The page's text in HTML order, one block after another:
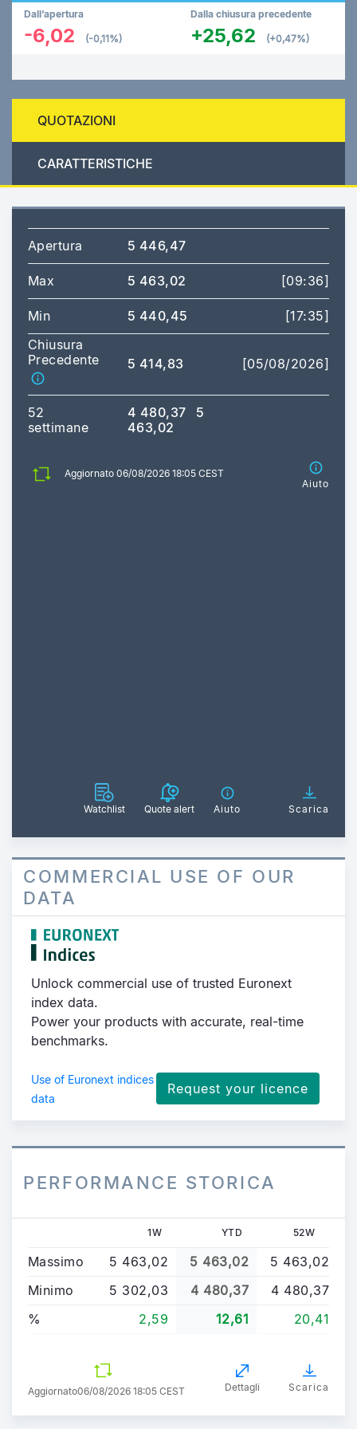
Dall’apertura
-6,02 (-0,11%)
Dalla chiusura precedente
+25,62 (+0,47%)
QUOTAZIONI
CARATTERISTICHE
Apertura 5 446,47
Max 5 463,02 [09:36]
Min 5 440,45
[17:35]
Chiusura
Precedente
5 414,83 [05/08/2026]
52
settimane
4 480,37
5
463,02
Aggiornato 06/08/2026 18:05 CEST
Aiuto
Watchlist Quote alert Aiuto Scarica
COMMERCIAL USE OF OUR
DATA
Unlock commercial use of trusted Euronext
index data.
Power your products with accurate, real-time
benchmarks.
Use of Euronext indices
data
Request your licence
PERFORMANCE STORICA
1W YTD 52W
Massimo 5 463,02 5 463,02
5 463,02
Minimo
5 302,03 4 480,37
4 480,37
%
2,59 12,61 20,41
Aggiornato06/08/2026 18:05 CEST Dettagli Scarica